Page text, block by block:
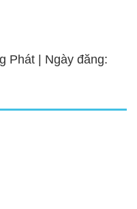
Phát | Ngày đăng: